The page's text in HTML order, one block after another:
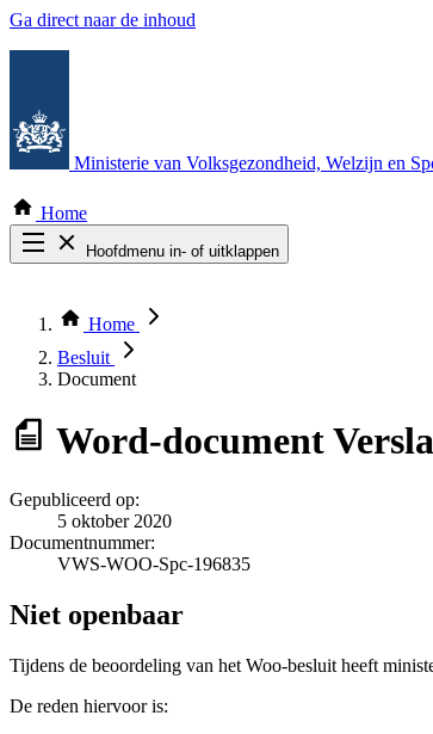
Ga direct naar de inhoud
Ministerie van Volksgezondheid, Welzijn en
Home
Hoofdmenu in- of uitklappen
Thema COVID-19
Bekijk per bestuursorgaan
Home
Besluit
Document
Word-document
Gepubliceerd op:
5 oktober 2020
Documentnummer:
VWS-WOO-Spc-196835
Niet openbaar
Tijdens de beoordeling van het Woo-besluit heeft
De reden hiervoor is: